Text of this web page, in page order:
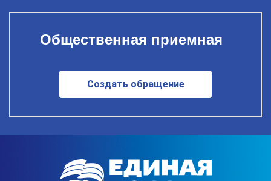
Общественная приемная
Создать обращение